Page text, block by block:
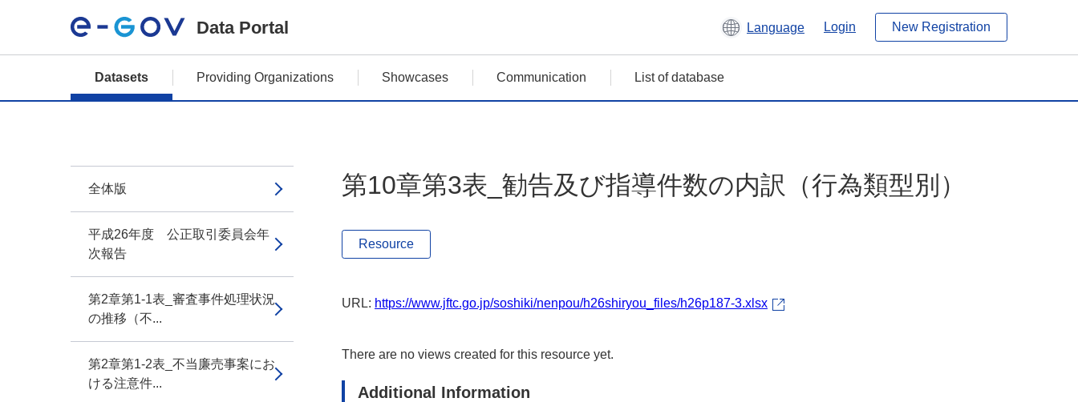
Data Portal Language Login New Registration
Datasets Providing Organizations Showcases Communication List of database
全体版
平成26年度 公正取引委員会年
次報告
第2章第1-1表_審査事件処理状況
の推移（不...
第2章第1-2表_不当廉売事案にお
ける注意件...
第10章第3表_勧告及び指導件数の内訳（行為類型別）
Resource
URL: https://www.jftc.go.jp/soshiki/nenpou/h26shiryou_files/h26p187-3.xlsx
There are no views created for this resource yet.
Additional Information